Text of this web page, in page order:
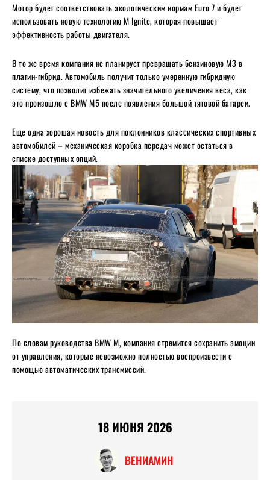
Мотор будет соответствовать экологическим нормам Euro 7 и будет
использовать новую технологию M Ignite, которая повышает
эффективность работы двигателя.
В то же время компания не планирует превращать бензиновую M3 в
плагин-гибрид. Автомобиль получит только умеренную гибридную
систему, что позволит избежать значительного увеличения веса, как
это произошло с BMW M5 после появления большой тяговой батареи.
Еще одна хорошая новость для поклонников классических спортивных
автомобилей – механическая коробка передач может остаться в
списке доступных опций.
По словам руководства BMW M, компания стремится сохранить эмоции
от управления, которые невозможно полностью воспроизвести с
помощью автоматических трансмиссий.
18 ИЮНЯ 2026
ВЕНИАМИН